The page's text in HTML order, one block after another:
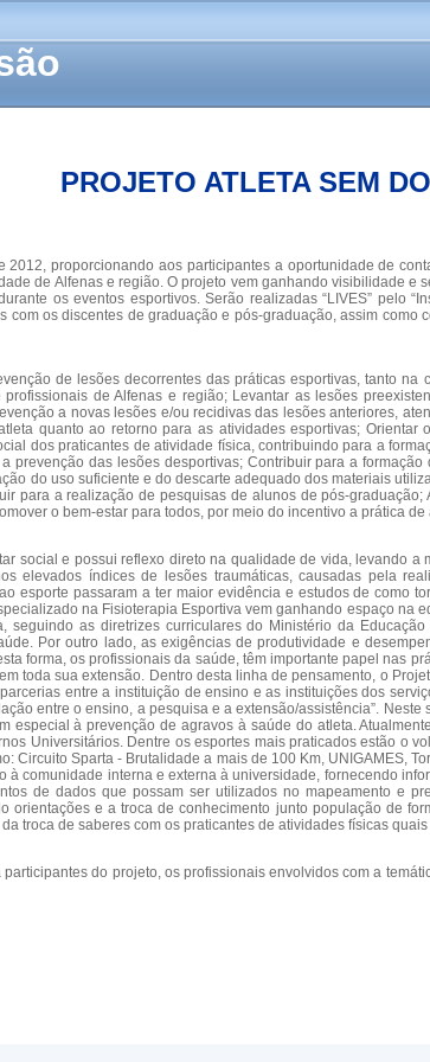
PROJETO ATLETA SEM
proporcionando aos participantes a oportunidade de
de Alfenas e região. O projeto vem ganhando visibilidade
os eventos esportivos. Serão realizadas “LIVES” pelo
os discentes de graduação e pós-graduação, assim
de lesões decorrentes das práticas esportivas, tanto
de Alfenas e região; Levantar as lesões
a novas lesões e/ou recidivas das lesões anteriores,
quanto ao retorno para as atividades esportivas;
dos praticantes de atividade física, contribuindo para a
das lesões desportivas; Contribuir para a
do uso suficiente e do descarte adequado dos materiais
para a realização de pesquisas de alunos de pós-
o bem-estar para todos, por meio do incentivo a prática
social e possui reflexo direto na qualidade de vida, levando
elevados índices de lesões traumáticas, causadas pela
esporte passaram a ter maior evidência e estudos de como
na Fisioterapia Esportiva vem ganhando espaço
as diretrizes curriculares do Ministério da
Por outro lado, as exigências de produtividade e
forma, os profissionais da saúde, têm importante papel nas
toda sua extensão. Dentro desta linha de pensamento, o
entre a instituição de ensino e as instituições dos
entre o ensino, a pesquisa e a extensão/assistência”.
à prevenção de agravos à saúde do atleta.
Universitários. Dentre os esportes mais praticados estão o
Circuito Sparta - Brutalidade a mais de 100 Km, UNIGAMES,
comunidade interna e externa à universidade, fornecendo
de dados que possam ser utilizados no mapeamento e
e a troca de conhecimento junto população de
troca de saberes com os praticantes de atividades físicas
do projeto, os profissionais envolvidos com a